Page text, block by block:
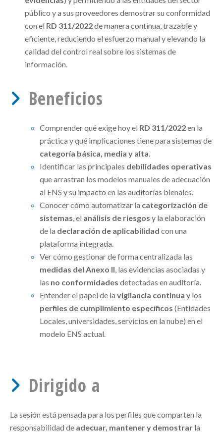
público y a sus proveedores demostrar su conformidad
con el RD 311/2022de manera continua, trazable y
eficiente, reduciendo el esfuerzo manual y elevando la
calidad del control real sobre los sistemas de
información.
Beneficios
Comprender qué exige hoy el RD 311/2022en la
práctica y qué implicaciones tiene para sistemas de
categoría básica, media y alta.
Identificar las principales debilidades operativas
que arrastran los modelos manuales de adecuación
al ENS y su impacto en las auditorías bienales.
Conocer cómo automatizar la categorización de
sistemas, el análisis de riesgos y la elaboración
de la declaración de aplicabilidad con una
plataforma integrada.
Ver cómo gestionar de forma centralizada las
medidas del Anexo II, las evidencias asociadas y
las no conformidades detectadas en auditoría.
Entender el papel de la vigilancia continua y los
perfiles de cumplimiento específicos (Entidades
Locales, universidades, servicios en la nube) en el
modelo ENS actual.
Dirigido a
La sesión está pensada para los perfiles que comparten la
responsabilidad de adecuar, mantener y demostrar la